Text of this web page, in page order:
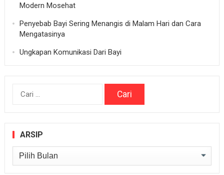
Modern Mosehat
Penyebab Bayi Sering Menangis di Malam Hari dan Cara
Mengatasinya
Ungkapan Komunikasi Dari Bayi
Cari
ARSIP
Arsip